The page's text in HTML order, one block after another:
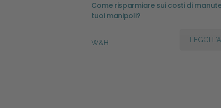
Come risparmiare sui costi di
tuoi manipoli?
W&H LEGGI